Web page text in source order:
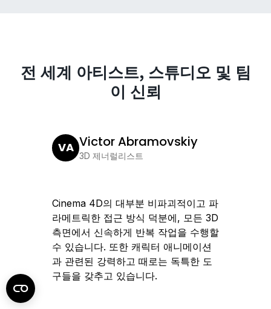
전 세계 아티스트, 스튜디오 및 팀
이 신뢰
VA Victor Abramovskiy
3D 제너럴리스트
Cinema 4D의 대부분 비파괴적이고 파
라메트릭한 접근 방식 덕분에, 모든 3D
측면에서 신속하게 반복 작업을 수행할
수 있습니다. 또한 캐릭터 애니메이션
과 관련된 강력하고 때로는 독특한 도
구들을 갖추고 있습니다.